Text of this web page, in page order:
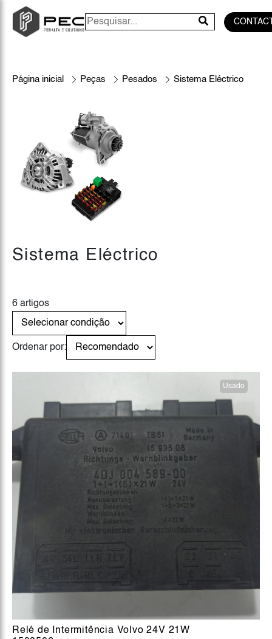
Página inicial Peças Pesados Sistema Eléctrico
Sistema Eléctrico
6 artigos
Ordenar por:
Usado
Relé de Intermitência Volvo 24V 21W